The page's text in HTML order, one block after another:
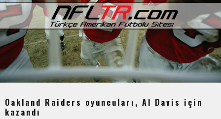
Oakland Raiders oyuncuları, Al Davis için
kazandı